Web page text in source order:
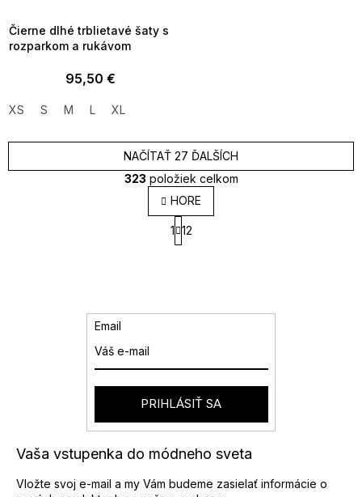
Čierne dlhé trblietavé šaty s
rozparkom a rukávom
95,50 €
XS S M L XL
O
v
l
á
v
k
y
ý
i
u
NAČÍTAŤ 27 ĎALŠÍCH
S
t
r
v
e
1 12
323 položiek celkom
HORE
Vaša vstupenka do módneho sveta
Vložte svoj e-mail a my Vám budeme zasielať informácie o
Email
PRIHLÁSIŤ SA